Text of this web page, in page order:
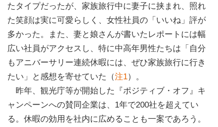
たタイプだったが、家族旅行中に妻子に挟まれ、照れ
た笑顔は実に可愛らしく、女性社員の「いいね」評が
多かった。また、妻と娘さんが書いたレポートには幅
広い社員がアクセスし、特に中高年男性たちは「自分
もアニバーサリー連続休暇には、ぜひ家族旅行に行き
たい」と感想を寄せていた（注1）。
昨年、観光庁等が開始した『ポジティブ・オフ』キ
ャンペーンへの賛同企業は、1年で200社を超えてい
る。休暇の効用を社内に広めることも一案であろう。